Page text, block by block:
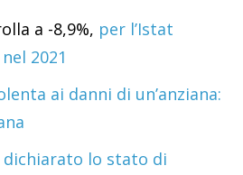
a -8,9%, per l’Istat
2021
ai danni di un’anziana:
dichiarato lo stato di